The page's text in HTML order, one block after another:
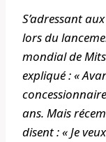
S’adressant
lors du
mondial de
expliqué : «
ans. Mais
disent : « Je